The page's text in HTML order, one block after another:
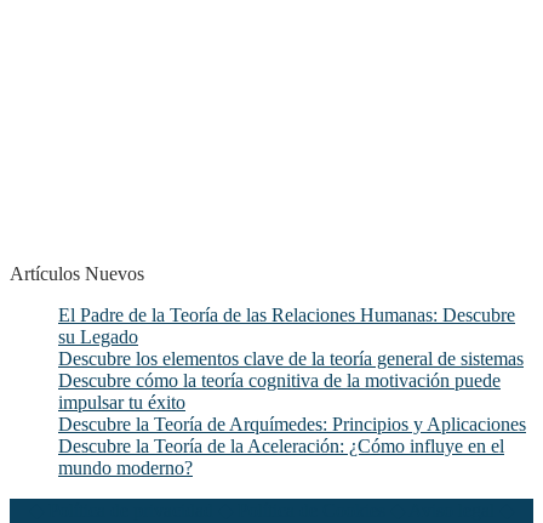
Artículos Nuevos
El Padre de la Teoría de las Relaciones Humanas: Descubre
su Legado
Descubre los elementos clave de la teoría general de sistemas
Descubre cómo la teoría cognitiva de la motivación puede
impulsar tu éxito
Descubre la Teoría de Arquímedes: Principios y Aplicaciones
Descubre la Teoría de la Aceleración: ¿Cómo influye en el
mundo moderno?